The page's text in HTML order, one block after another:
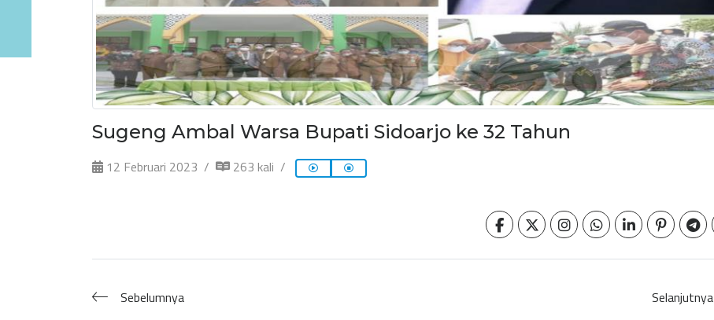
Sugeng Ambal Warsa Bupati Sidoarjo ke 32 Tahun
12 Februari 2023 263 kali
Sebelumnya Selanjutnya